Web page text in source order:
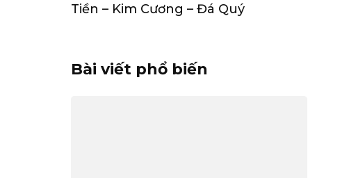
Tiền – Kim Cương – Đá Quý
Bài viết phổ biến